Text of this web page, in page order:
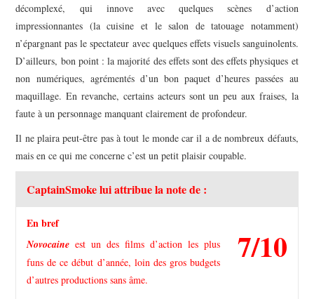
décomplexé, qui innove avec quelques scènes d’action
impressionnantes (la cuisine et le salon de tatouage notamment)
n’épargnant pas le spectateur avec quelques effets visuels sanguinolents.
D’ailleurs, bon point : la majorité des effets sont des effets physiques et
non numériques, agrémentés d’un bon paquet d’heures passées au
maquillage. En revanche, certains acteurs sont un peu aux fraises, la
faute à un personnage manquant clairement de profondeur.
Il ne plaira peut-être pas à tout le monde car il a de nombreux défauts,
mais en ce qui me concerne c’est un petit plaisir coupable.
CaptainSmoke lui attribue la note de :
7/10
En bref
Novocaine est un des films d’action les plus
funs de ce début d’année, loin des gros budgets
d’autres productions sans âme.